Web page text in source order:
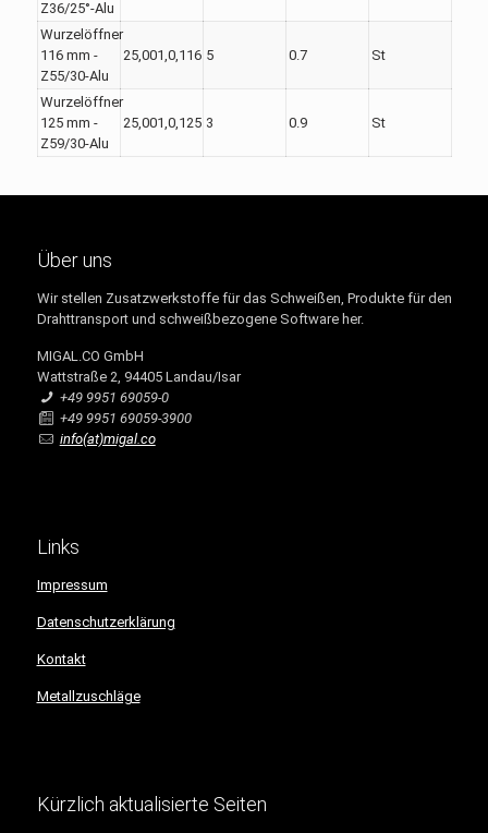
Z36/25°-Alu
Wurzelöffner
116 mm -
Z55/30-Alu
25,001,0,116 5 0.7 St
Wurzelöffner
125 mm -
Z59/30-Alu
25,001,0,125 3 0.9 St
Über uns
Wir stellen Zusatzwerkstoffe für das Schweißen, Produkte für den
Drahttransport und schweißbezogene Software her.
MIGAL.CO GmbH
Wattstraße 2, 94405 Landau/Isar
+49 9951 69059-0
+49 9951 69059-3900
info(at)migal.co
Links
Impressum
Datenschutzerklärung
Kontakt
Metallzuschläge
Kürzlich aktualisierte Seiten